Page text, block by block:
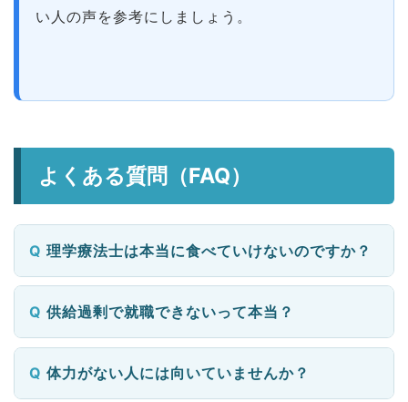
い人の声を参考にしましょう。
よくある質問（FAQ）
理学療法士は本当に食べていけないのですか？
供給過剰で就職できないって本当？
体力がない人には向いていませんか？